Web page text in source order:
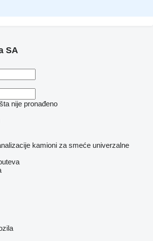
SA
nije pronađeno
kamioni za smeće univerzalne